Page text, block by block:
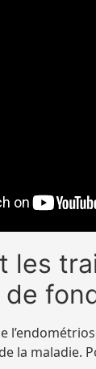
les
la maladie.